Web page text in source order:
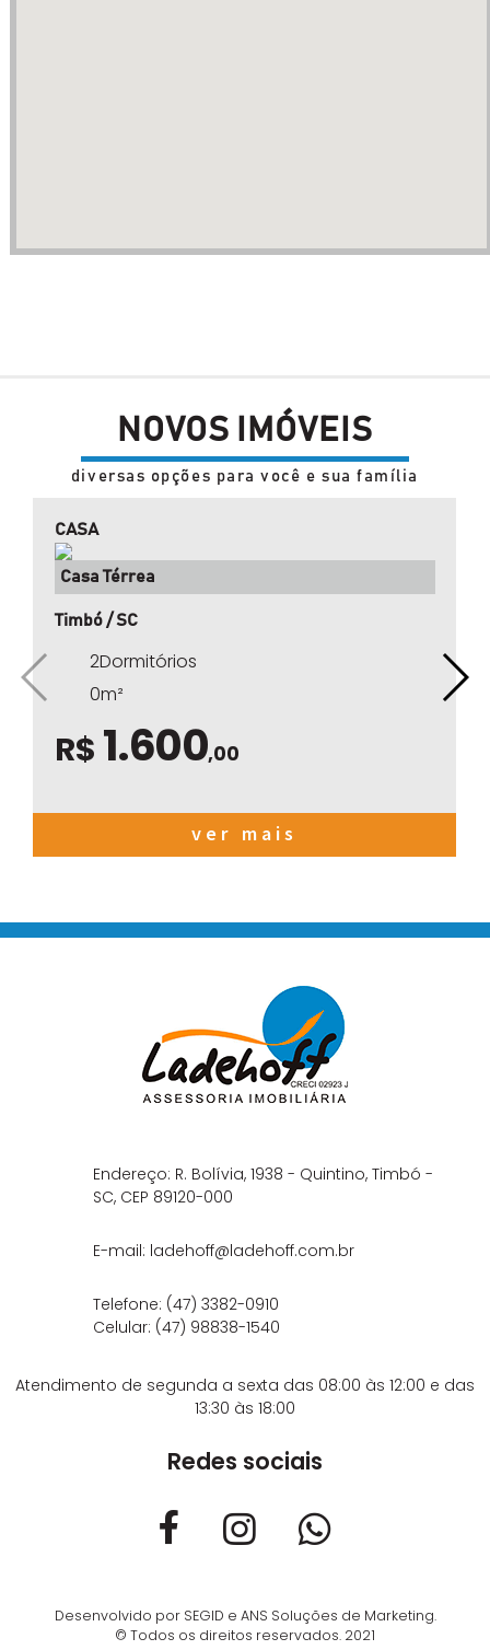
NOVOS IMÓVEIS
diversas opções para você e sua família
CASA
Casa Térrea
Timbó / SC
2Dormitórios
0m²
R$ 1.600,00
ver mais
Endereço: R. Bolívia, 1938 - Quintino, Timbó -
SC, CEP 89120-000
E-mail: ladehoff@ladehoff.com.br
Telefone: (47) 3382-0910
Celular: (47) 98838-1540
Atendimento de segunda a sexta das 08:00 às 12:00 e das
13:30 às 18:00
Redes sociais
Desenvolvido por SEGID e ANS Soluções de Marketing.
© Todos os direitos reservados. 2021